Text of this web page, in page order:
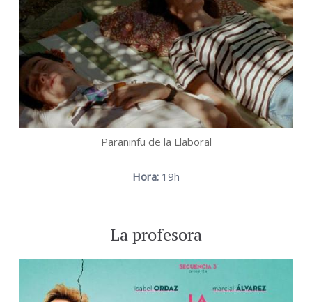
Paraninfu de la Llaboral
Hora: 19h
La profesora